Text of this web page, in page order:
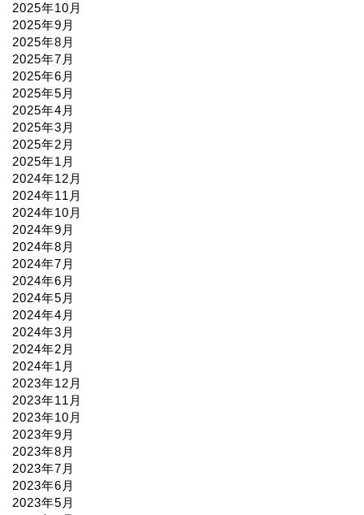
2025年10月
2025年9月
2025年8月
2025年7月
2025年6月
2025年5月
2025年4月
2025年3月
2025年2月
2025年1月
2024年12月
2024年11月
2024年10月
2024年9月
2024年8月
2024年7月
2024年6月
2024年5月
2024年4月
2024年3月
2024年2月
2024年1月
2023年12月
2023年11月
2023年10月
2023年9月
2023年8月
2023年7月
2023年6月
2023年5月